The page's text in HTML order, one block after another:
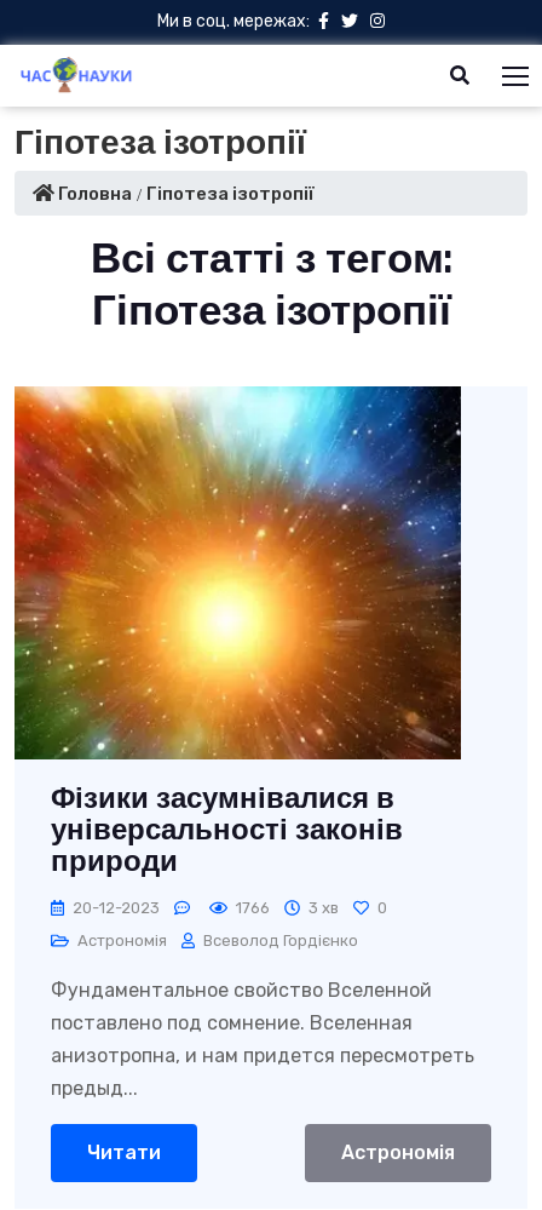
Ми в соц. мережах:
Гіпотеза ізотропії
Головна Гіпотеза ізотропії
Всі статті з тегом:
Гіпотеза ізотропії
Фізики засумнівалися в
універсальності законів
природи
20-12-2023 1766 3 хв
0
Астрономія
Всеволод Гордієнко
Фундаментальное свойство Вселенной
поставлено под сомнение. Вселенная
анизотропна, и нам придется пересмотреть
предыд...
Читати Астрономія